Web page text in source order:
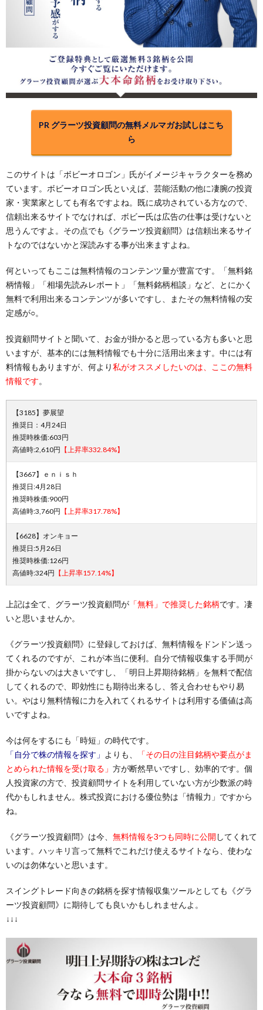
PR グラーツ投資顧問の無料メルマガお試しはこち
ら
このサイトは「ボビーオロゴン」氏がイメージキャラクターを務め
ています。ボビーオロゴン氏といえば、芸能活動の他に凄腕の投資
家・実業家としても有名ですよね。既に成功されている方なので、
信頼出来るサイトでなければ、ボビー氏は広告の仕事は受けないと
思うんですよ。その点でも《グラーツ投資顧問》は信頼出来るサイ
トなのではないかと深読みする事が出来ますよね。
何といってもここは無料情報のコンテンツ量が豊富です。「無料銘
柄情報」「相場先読みレポート」「無料銘柄相談」など、とにかく
無料で利用出来るコンテンツが多いですし、またその無料情報の安
定感が○。
投資顧問サイトと聞いて、お金が掛かると思っている方も多いと思
いますが、基本的には無料情報でも十分に活用出来ます。中には有
料情報もありますが、何より私がオススメしたいのは、ここの無料
情報です。
【3185】夢展望
推奨日：4月24日
推奨時株価:603円
高値時:2,610円 【上昇率332.84%】
【3667】ｅｎｉｓｈ
推奨日:4月28日
推奨時株価:900円
高値時:3,760円 【上昇率317.78%】
【6628】オンキョー
推奨日:5月26日
推奨時株価:126円
高値時:324円 【上昇率157.14%】
上記は全て、グラーツ投資顧問が 「無料」で推奨した銘柄です。凄
いと思いませんか。
《グラーツ投資顧問》に登録しておけば、無料情報をドンドン送っ
てくれるのですが、これが本当に便利。自分で情報収集する手間が
掛からないのは大きいですし、「明日上昇期待銘柄」を無料で配信
してくれるので、即効性にも期待出来るし、答え合わせもやり易
い。やはり無料情報に力を入れてくれるサイトは利用する価値は高
いですよね。
今は何をするにも「時短」の時代です。
「自分で株の情報を探す」 よりも、
「その日の注目銘柄や要点がま
とめられた情報を受け取る」 方が断然早いですし、効率的です。個
人投資家の方で、投資顧問サイトを利用していない方が少数派の時
代かもしれません。株式投資における優位勢は「情報力」ですから
ね。
《グラーツ投資顧問》は今、 無料情報を3つも同時に公開 してくれて
います。ハッキリ言って無料でこれだけ使えるサイトなら、使わな
いのは勿体ないと思います。
スイングトレード向きの銘柄を探す情報収集ツールとしても《グラ
ーツ投資顧問》に期待しても良いかもしれませんよ。
↓↓↓